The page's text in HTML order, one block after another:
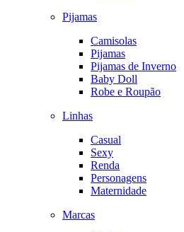
Pijamas
Camisolas
Pijamas
Pijamas de Inverno
Baby Doll
Robe e Roupão
Linhas
Casual
Sexy
Renda
Personagens
Maternidade
Marcas